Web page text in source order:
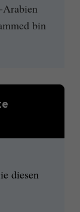
Arabien
bin
diesen